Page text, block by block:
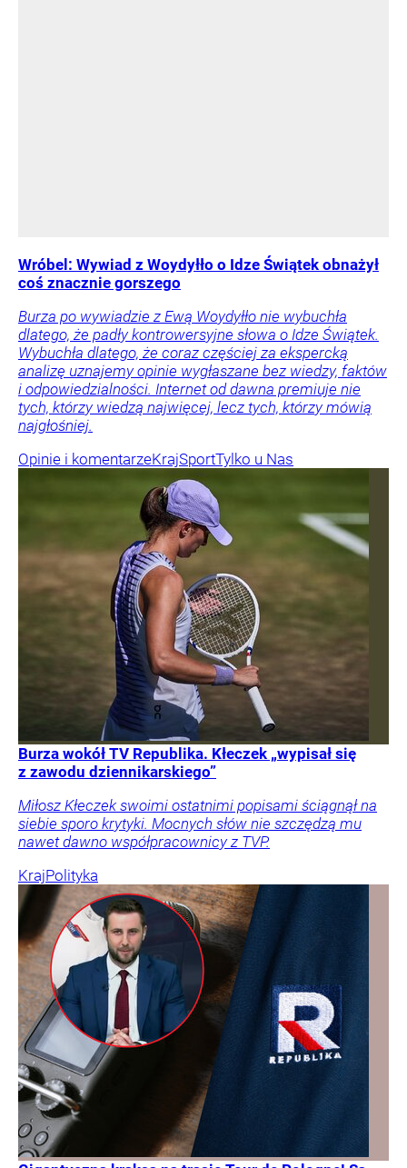
Wróbel: Wywiad z Woydyłło o Idze Świątek obnażył
coś znacznie gorszego
Burza po wywiadzie z Ewą Woydyłło nie wybuchła
dlatego, że padły kontrowersyjne słowa o Idze Świątek.
Wybuchła dlatego, że coraz częściej za ekspercką
analizę uznajemy opinie wygłaszane bez wiedzy, faktów
i odpowiedzialności. Internet od dawna premiuje nie
tych, którzy wiedzą najwięcej, lecz tych, którzy mówią
najgłośniej.
Opinie i komentarzeKrajSportTylko u Nas
Burza wokół TV Republika. Kłeczek „wypisał się
z zawodu dziennikarskiego”
Miłosz Kłeczek swoimi ostatnimi popisami ściągnął na
siebie sporo krytyki. Mocnych słów nie szczędzą mu
nawet dawno współpracownicy z TVP.
KrajPolityka